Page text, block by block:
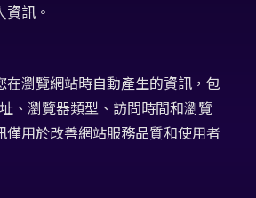
訊。
在瀏覽網站時自動產生的資訊，包
、瀏覽器類型、訪問時間和瀏覽
僅用於改善網站服務品質和使用者